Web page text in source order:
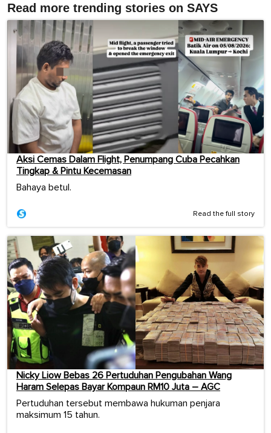
Read more trending stories on SAYS
Aksi Cemas Dalam Flight, Penumpang Cuba Pecahkan
Tingkap & Pintu Kecemasan
Bahaya betul.
Read the full story
Nicky Liow Bebas 26 Pertuduhan Pengubahan Wang
Haram Selepas Bayar Kompaun RM10 Juta – AGC
Pertuduhan tersebut membawa hukuman penjara
maksimum 15 tahun.